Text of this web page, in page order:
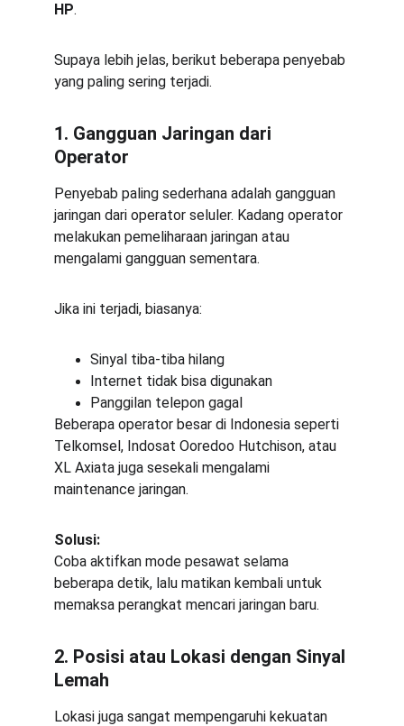
HP.
Supaya lebih jelas, berikut beberapa penyebab
yang paling sering terjadi.
1. Gangguan Jaringan dari
Operator
Penyebab paling sederhana adalah gangguan
jaringan dari operator seluler. Kadang operator
melakukan pemeliharaan jaringan atau
mengalami gangguan sementara.
Jika ini terjadi, biasanya:
Sinyal tiba-tiba hilang
Internet tidak bisa digunakan
Panggilan telepon gagal
Beberapa operator besar di Indonesia seperti
Telkomsel, Indosat Ooredoo Hutchison, atau
XL Axiata juga sesekali mengalami
maintenance jaringan.
Solusi:
Coba aktifkan mode pesawat selama
beberapa detik, lalu matikan kembali untuk
memaksa perangkat mencari jaringan baru.
2. Posisi atau Lokasi dengan Sinyal
Lemah
Lokasi juga sangat mempengaruhi kekuatan